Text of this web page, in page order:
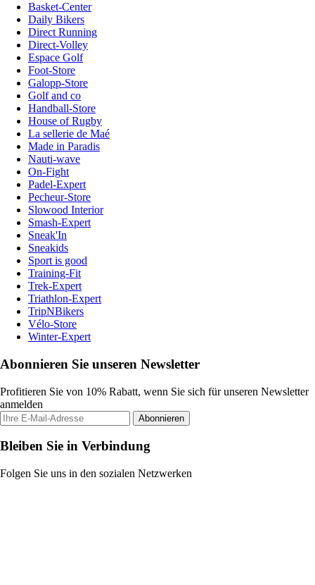
Basket-Center
Daily Bikers
Direct Running
Direct-Volley
Espace Golf
Foot-Store
Galopp-Store
Golf and co
Handball-Store
House of Rugby
La sellerie de Maé
Made in Paradis
Nauti-wave
On-Fight
Padel-Expert
Pecheur-Store
Slowood Interior
Smash-Expert
Sneak'In
Sneakids
Sport is good
Training-Fit
Trek-Expert
Triathlon-Expert
TripNBikers
Vélo-Store
Winter-Expert
Abonnieren Sie unseren Newsletter
Profitieren Sie von 10% Rabatt, wenn Sie sich für unseren Newsletter
anmelden
Abonnieren
Bleiben Sie in Verbindung
Folgen Sie uns in den sozialen Netzwerken